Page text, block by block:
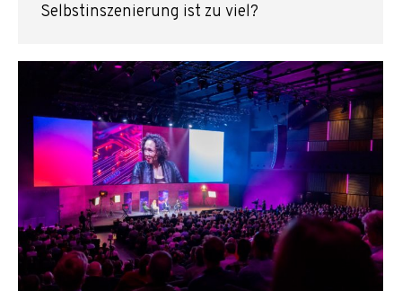
Selbstinszenierung ist zu viel?